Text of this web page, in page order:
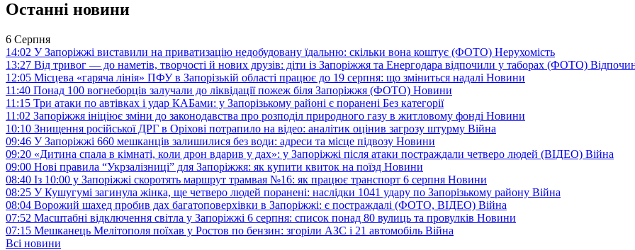
Останні новини
6 Серпня
14:02 У Запоріжжі виставили на приватизацію недобудовану їдальню: скільки вона коштує (ФОТО) Нерухомість
13:27 Від тривог — до наметів, творчості й нових друзів: діти із Запоріжжя та Енергодара відпочили у таборах (ФОТО)
12:05 Місцева «гаряча лінія» ПФУ в Запорізькій області працює до 19 серпня: що зміниться надалі Новини
11:40 Понад 100 вогнеборців залучали до ліквідації пожеж біля Запоріжжя (ФОТО) Новини
11:15 Три атаки по автівках і удар КАБами: у Запорізькому районі є поранені Без категорії
11:02 Запоріжжя ініціює зміни до законодавства про розподіл природного газу в житловому фонді Новини
10:10 Знищення російської ДРГ в Оріхові потрапило на відео: аналітик оцінив загрозу штурму Війна
09:46 У Запоріжжі 660 мешканців залишилися без води: адреси та місце підвозу Новини
09:20 «Дитина спала в кімнаті, коли дрон вдарив у дах»: у Запоріжжі після атаки постраждали четверо людей (ВІДЕО) Війна
09:00 Нові правила “Укрзалізниці” для Запоріжжя: як купити квиток на поїзд Новини
08:40 Із 10:00 у Запоріжжі скоротять маршрут трамвая №16: як працює транспорт 6 серпня Новини
08:25 У Кушугумі загинула жінка, ще четверо людей поранені: наслідки 1041 удару по Запорізькому району Війна
08:04 Ворожий шахед пробив дах багатоповерхівки в Запоріжжі: є постраждалі (ФОТО, ВІДЕО) Війна
07:52 Масштабні відключення світла у Запоріжжі 6 серпня: список понад 80 вулиць та провулків Новини
07:15 Мешканець Мелітополя поїхав у Ростов по бензин: згоріли АЗС і 21 автомобіль Війна
Всі новини